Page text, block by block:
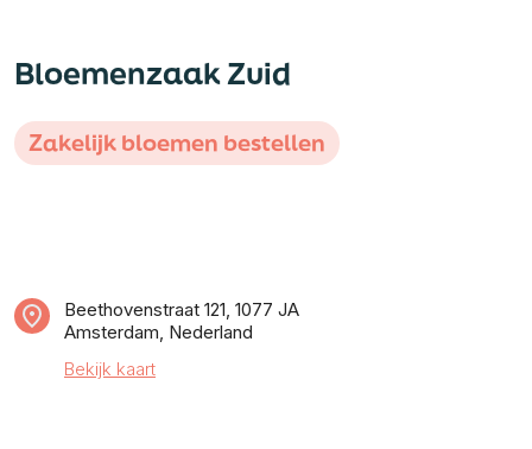
Bloemenzaak Zuid
Zakelijk bloemen bestellen
Beethovenstraat 121, 1077 JA
Amsterdam, Nederland
Bekijk kaart